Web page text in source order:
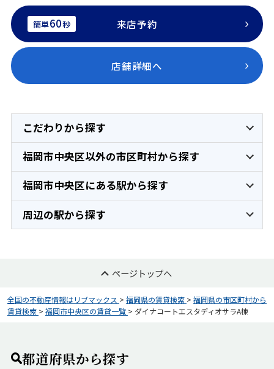
簡単60秒 来店予約
店舗詳細へ
こだわりから探す
福岡市中央区以外の市区町村から探す
福岡市中央区にある駅から探す
周辺の駅から探す
ページトップへ
全国の不動産情報はリブマックス > 福岡県の賃貸検索 > 福岡県の市区町村から
賃貸検索 > 福岡市中央区の賃貸一覧 > ダイナコートエスタディオサラA棟
都道府県から探す